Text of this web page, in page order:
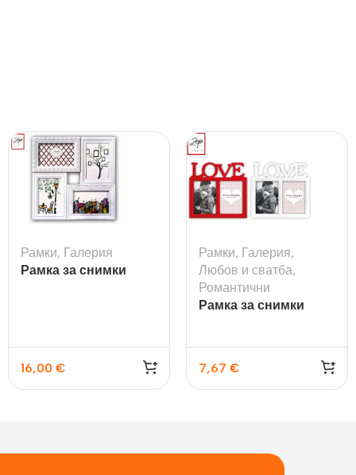
Рамки, Галерия
Рамка за снимки
16,00 €
Рамки, Галерия,
Любов и сватба,
Романтични
Рамка за снимки
7,67 €